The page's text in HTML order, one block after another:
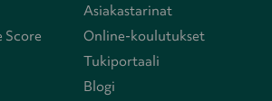
Score
Asiakastarinat
Online-koulutukset
Tukiportaali
Blogi